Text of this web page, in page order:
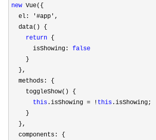
new Vue({
  el:
'#app' ,
  data() {
return {
      isShowing:
false
    }
  },
  methods: {
    toggleShow() {
this .isShowing = ! this .isShowing;
    }
  },
  components: {